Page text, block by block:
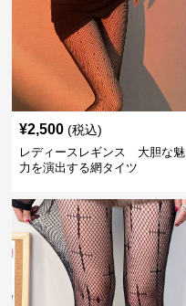
¥2,500 (税込)
レディースレギンス 大胆な魅
力を演出する網タイツ